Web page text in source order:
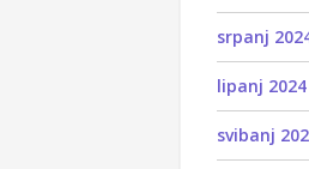
srpanj
lipanj 2024
svibanj